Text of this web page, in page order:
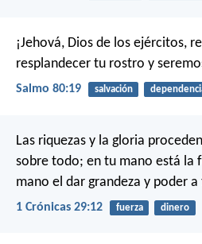
¡Jehová, Dios de los ejércitos,
resplandecer tu rostro y
Salmo 80:19 salvación
Las riquezas y la gloria
sobre todo; en tu mano está la
mano el dar grandeza y poder
1 Crónicas 29:12 fuerza dinero